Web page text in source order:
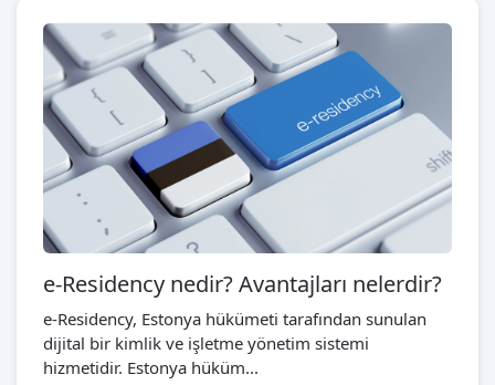
e-Residency nedir? Avantajları nelerdir?
e-Residency, Estonya hükümeti tarafından sunulan
dijital bir kimlik ve işletme yönetim sistemi
hizmetidir. Estonya hüküm...